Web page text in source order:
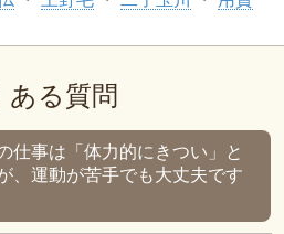
ある質問
仕事は「体力的にきつい」と
、運動が苦手でも大丈夫です